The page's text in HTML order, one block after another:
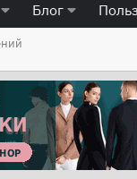
Блог